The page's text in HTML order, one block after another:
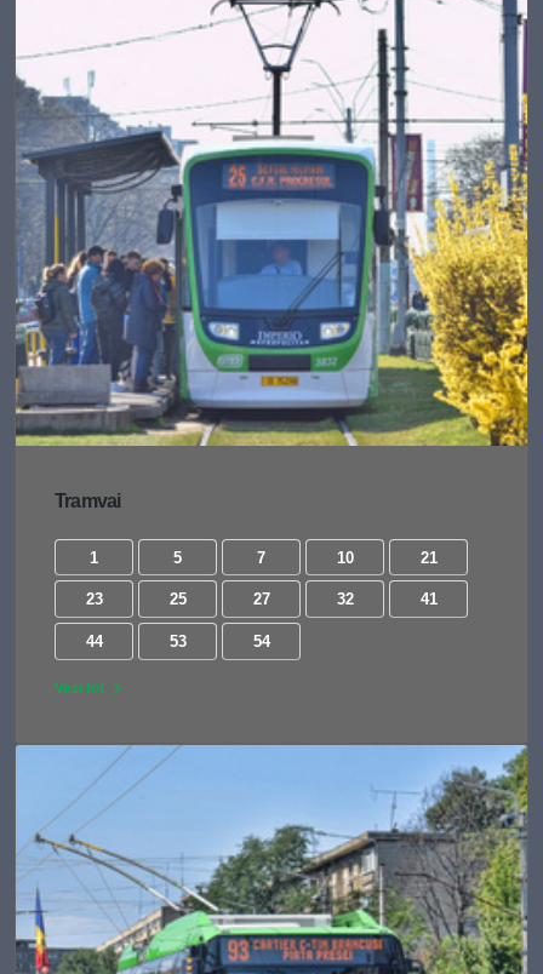
Tramvai
1 5 7 10 21
23 25 27 32 41
44 53 54
Vezi tot